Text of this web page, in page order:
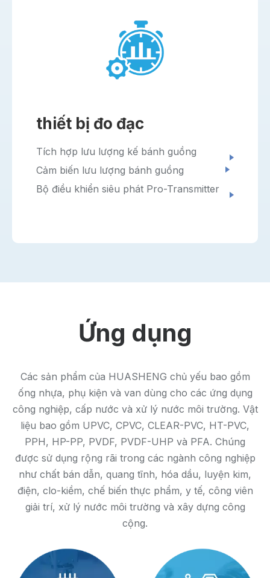
thiết bị đo đạc
Tích hợp lưu lượng kế bánh guồng
Cảm biến lưu lượng bánh guồng
Bộ điều khiển siêu phát Pro-Transmitter
Ứng dụng
Các sản phẩm của HUASHENG chủ yếu bao gồm
ống nhựa, phụ kiện và van dùng cho các ứng dụng
công nghiệp, cấp nước và xử lý nước môi trường. Vật
liệu bao gồm UPVC, CPVC, CLEAR-PVC, HT-PVC,
PPH, HP-PP, PVDF, PVDF-UHP và PFA. Chúng
được sử dụng rộng rãi trong các ngành công nghiệp
như chất bán dẫn, quang tĩnh, hóa dầu, luyện kim,
điện, clo-kiềm, chế biến thực phẩm, y tế, công viên
giải trí, xử lý nước môi trường và xây dựng công
cộng.